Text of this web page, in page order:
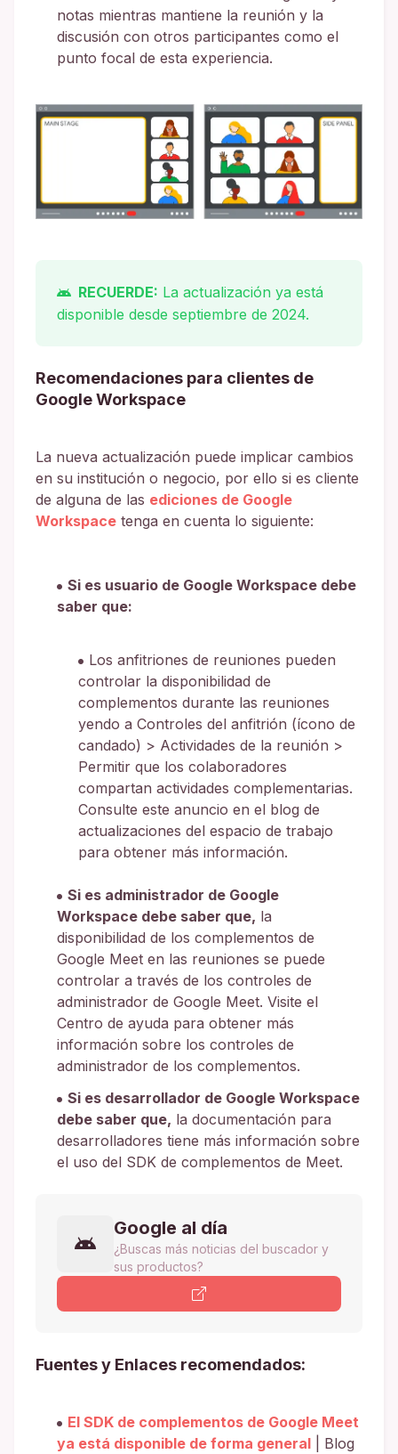
notas mientras mantiene la reunión y la
discusión con otros participantes como el
punto focal de esta experiencia.
RECUERDE: La actualización ya está
disponible desde septiembre de 2024.
Recomendaciones para clientes de
Google Workspace
La nueva actualización puede implicar cambios
en su institución o negocio, por ello si es cliente
de alguna de las ediciones de Google
Workspace tenga en cuenta lo siguiente:
Si es usuario de Google Workspace debe
saber que:
Los anfitriones de reuniones pueden
controlar la disponibilidad de
complementos durante las reuniones
yendo a Controles del anfitrión (ícono de
candado) > Actividades de la reunión >
Permitir que los colaboradores
compartan actividades complementarias.
Consulte este anuncio en el blog de
actualizaciones del espacio de trabajo
para obtener más información.
Si es administrador de Google
Workspace debe saber que, la
disponibilidad de los complementos de
Google Meet en las reuniones se puede
controlar a través de los controles de
administrador de Google Meet. Visite el
Centro de ayuda para obtener más
información sobre los controles de
administrador de los complementos.
Si es desarrollador de Google Workspace
debe saber que, la documentación para
desarrolladores tiene más información sobre
el uso del SDK de complementos de Meet.
Google al día
¿Buscas más noticias del buscador y
sus productos?
Fuentes y Enlaces recomendados:
El SDK de complementos de Google Meet
ya está disponible de forma general | Blog